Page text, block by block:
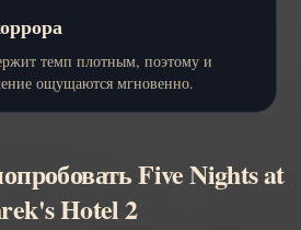
темп плотным, поэтому и
ощущаются мгновенно.
Five Nights at
Hotel 2